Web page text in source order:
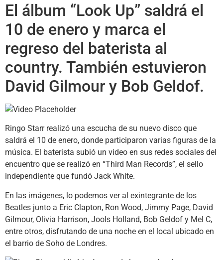
El álbum “Look Up” saldrá el
10 de enero y marca el
regreso del baterista al
country. También estuvieron
David Gilmour y Bob Geldof.
Ringo Starr realizó una escucha de su nuevo disco que
saldrá el 10 de enero, donde participaron varias figuras de la
música. El baterista subió un video en sus redes sociales del
encuentro que se realizó en “Third Man Records”, el sello
independiente que fundó Jack White.
En las imágenes, lo podemos ver al exintegrante de los
Beatles junto a Eric Clapton, Ron Wood, Jimmy Page, David
Gilmour, Olivia Harrison, Jools Holland, Bob Geldof y Mel C,
entre otros, disfrutando de una noche en el local ubicado en
el barrio de Soho de Londres.